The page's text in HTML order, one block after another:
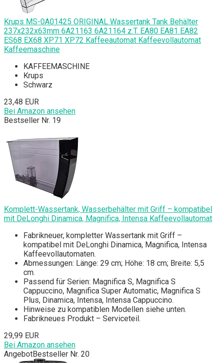
Krups MS-0A01425 ORIGINAL Wassertank Tank Behälter
237x232x63mm 6A21163 6A21164 z.T. EA80 EA81 EA82
ES68 EX68 XP71 XP72 Kaffeeautomat Kaffeevollautomat
Kaffeemaschine
KAFFEEMASCHINE
Krups
Schwarz
23,48 EUR
Bei Amazon ansehen
Bestseller Nr. 19
Komplett-Wassertank, Wasserbehälter mit Griff – kompatibel
mit DeLonghi Dinamica, Magnifica, Intensa Kaffeevollautomat
Fabrikneuer, kompletter Wassertank mit Griff –
kompatibel mit DeLonghi Dinamica, Magnifica, Intensa
Kaffeevollautomaten.
Abmessungen: Länge: 29 cm; Höhe: 18 cm; Breite: 5,5
cm.
Passend für Serien: Magnifica S, Magnifica S
Cappuccino, Magnifica Super Automatic, Magnifica S
Plus, Dinamica, Intensa, Intensa Cappuccino.
Hinweise zu kompatiblen Modellen siehe unten.
Fabrikneues Produkt – Serviceteil.
29,99 EUR
Bei Amazon ansehen
AngebotBestseller Nr. 20